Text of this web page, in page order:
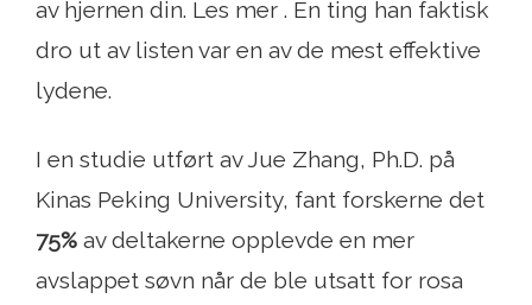
av hjernen din. Les mer . En ting han faktisk
dro ut av listen var en av de mest effektive
lydene.
I en studie utført av Jue Zhang, Ph.D. på
Kinas Peking University, fant forskerne det
75% av deltakerne opplevde en mer
avslappet søvn når de ble utsatt for rosa